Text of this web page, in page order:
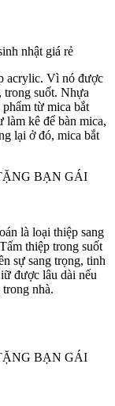
nhật giá rẻ
acrylic. Vì nó được
trong suốt. Nhựa
từ mica bắt
làm kê để bàn mica,
lại ở đó, mica bắt
là loại thiệp sang
thiệp trong suốt
sự sang trọng, tinh
được lâu dài nếu
nhà.